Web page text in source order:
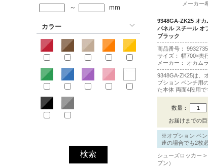
～
mm
カラー
メーカー
9348GA-ZK25 オカ
パネル スチール オ
ブラック
商品番号： 9932735
サイズ： 幅700×奥
メーカー： オカムラ
9348GA-ZK25は、
プション ベンチ用
た本体 両面4段用で
ブラックです。1連
数量：
お届けまでの
※オプション ベン
連の場合でも2枚
シューズロッカー
プン）